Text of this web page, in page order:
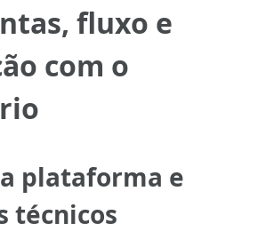
fluxo e
com o
plataforma e
técnicos